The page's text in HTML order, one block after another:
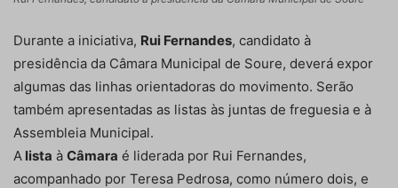
Durante a iniciativa, Rui Fernandes, candidato à
presidência da Câmara Municipal de Soure, deverá expor
algumas das linhas orientadoras do movimento. Serão
também apresentadas as listas às juntas de freguesia e à
Assembleia Municipal.
A lista à Câmara é liderada por Rui Fernandes,
acompanhado por Teresa Pedrosa, como número dois, e